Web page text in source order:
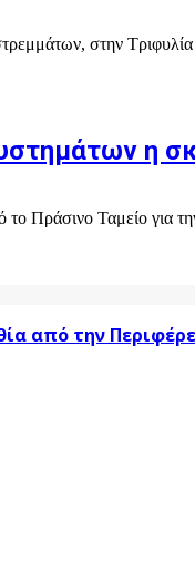
στην
η
Πράσινο Ταμείο για
από την